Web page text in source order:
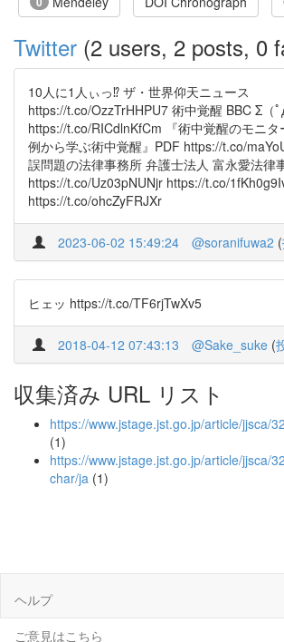
Twitter (2 users, 2 posts, 0
10人に1人ぃっ⁉︎ ザ・世界仰天ニュース
https://t.co/OzzTrHHPU7 術中覚醒 BBC Σ（ﾟд
https://t.co/RICdlnKfCm 『術中覚醒のモニ
例から学ぶ術中覚醒』PDF https://t.co/
誤問題の法律事務所 弁護士法人 富永愛法律
https://t.co/Uz03pNUNjr https://t.co/
https://t.co/ohcZyFRJXr
2023-06-02 15:49:24 @soranifuwa2 (
ヒェッ https://t.co/TF6rjTwXv5
2018-04-12 07:43:13 @Sake_suke (
収集済み URL リスト
https://www.jstage.jst.go.jp/article/jjsca/
(1)
https://www.jstage.jst.go.jp/article/jjsca/
char/ja (1)
ヘルプ
ご意見はこちら